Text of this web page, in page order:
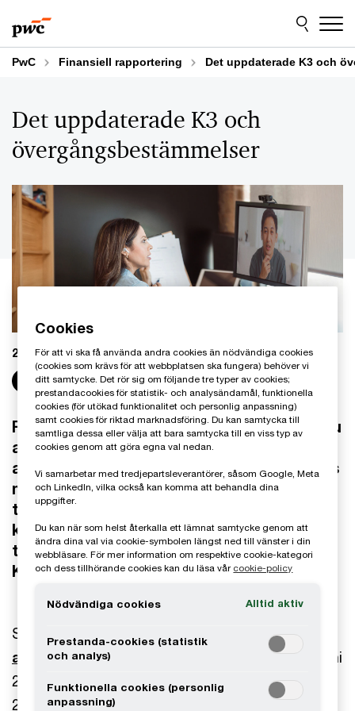
to
content
to
footer
PwC Finansiell rapportering Det uppdaterade K3 och
Det uppdaterade K3 och
övergångsbestämmelser
2026-01-22
Share
För företag som tillämpar K3 tydliggörs nu
att de nya reglerna avseende
aktierelaterade ersättningar som regleras
med egetkapitalinstrument och som
tilldelats från ett annat företag i
koncernen, inte behöver tillämpas om
tilldelningen skett innan det uppdaterade
K3 ska tillämpas.
Som vi tidigare berättat (
se tidigare publicerad
artikel) beslutade Bokföringsnämnden den 16 juni
2025 om ändringar i det allmänna rådet (BFNAR
2012:1) och vägledningen om årsredovisning och
Cookies
För att vi ska få använda andra cookies än nödvändiga cookies
(cookies som krävs för att webbplatsen ska fungera) behöver vi
ditt samtycke. Det rör sig om följande tre typer av cookies;
prestandacookies för statistik- och analysändamål, funktionella
cookies (för utökad funktionalitet och personlig anpassning)
samt cookies för riktad marknadsföring. Du kan samtycka till
samtliga dessa eller välja att bara samtycka till en viss typ av
cookies genom att göra egna val nedan.
Vi samarbetar med tredjepartsleverantörer, såsom Google, Meta
och LinkedIn, vilka också kan komma att behandla dina
uppgifter.
Du kan när som helst återkalla ett lämnat samtycke genom att
ändra dina val via cookie-symbolen längst ned till vänster i din
webbläsare. För mer information om respektive cookie-kategori
och dess tillhörande cookies kan du läsa vår cookie-policy
Nödvändiga cookies Alltid aktiv
Prestanda-cookies (statistik
och analys)
Funktionella cookies (personlig
anpassning)